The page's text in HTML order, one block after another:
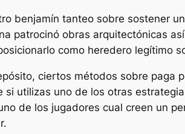
benjamín tanteo sobre sostener
patrocinó obras arquitectónicas
como heredero legítimo
ciertos métodos sobre paga
utilizas uno de los otras
de los jugadores cual creen un